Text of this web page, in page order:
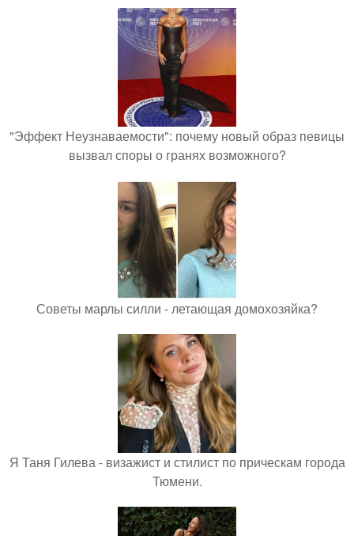
"Эффект Неузнаваемости": почему новый образ певицы
вызвал споры о гранях возможного?
Советы марлы силли - летающая домохозяйка?
Я Таня Гилева - визажист и стилист по прическам города
Тюмени.